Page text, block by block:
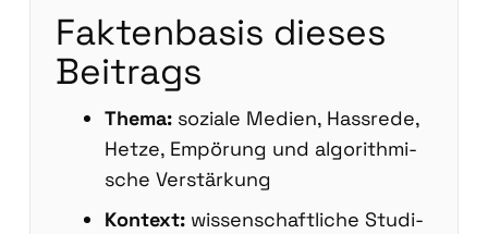
Fak­ten­ba­sis die­ses
Bei­trags
The­ma:sozia­le Medi­en, Hass­re­de,
Het­ze, Empö­rung und algo­rith­mi­
sche Ver­stär­kung
Kon­text:wis­sen­schaft­li­che Stu­di­